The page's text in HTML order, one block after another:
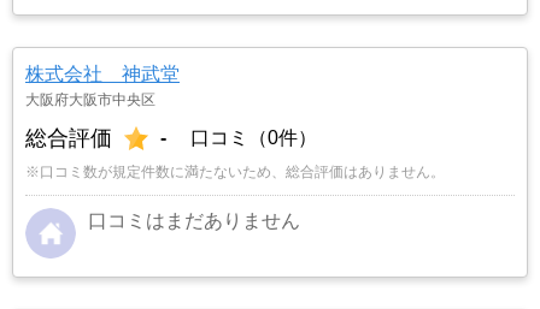
株式会社 神武堂
大阪府大阪市中央区
総合評価 - 口コミ（0件）
※口コミ数が規定件数に満たないため、総合評価はありません。
口コミはまだありません